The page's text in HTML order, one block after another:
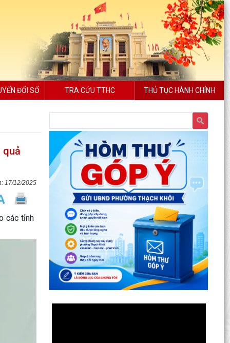
ĐỔI SỐ TRA CỨU TTHC THỦ TỤC HÀNH CHÍNH
quả
17/12/2025
các tỉnh